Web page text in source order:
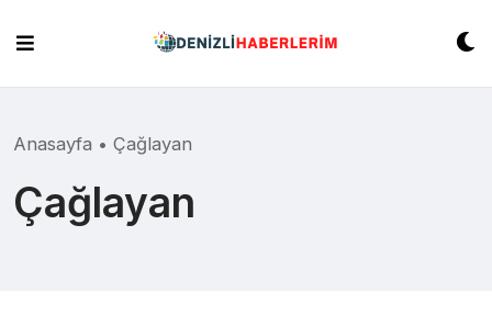
content
Anasayfa • Çağlayan
Çağlayan